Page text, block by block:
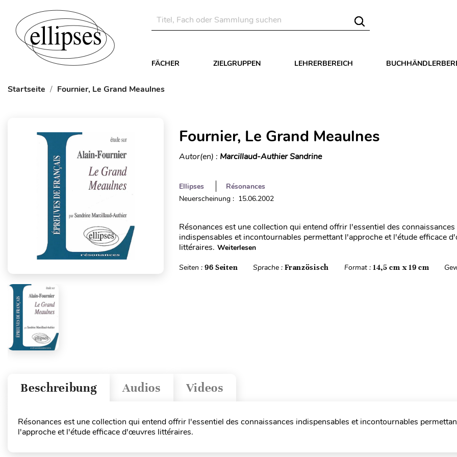
FÄCHER ZIELGRUPPEN LEHRERBEREICH
Startseite Fournier, Le Grand Meaulnes
Fournier, Le Grand Meaulnes
Autor(en) : Marcillaud-Authier Sandrine
Ellipses
Résonances
Neuerscheinung : 15.06.2002
Résonances est une collection qui entend offrir l'essentiel des connaissances
indispensables et incontournables permettant l'approche et l'étude efficace
littéraires. Weiterlesen
Seiten : 96 Seiten Sprache :Französisch Format : 14,5 cm x 19 cm
Videos
Audios
Beschreibung
Résonances est une collection qui entend offrir l'essentiel des connaissances indispensables et incontournables
l'approche et l'étude efficace d'œuvres littéraires.